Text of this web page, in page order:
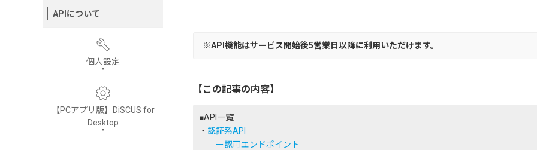
APIについて
個人設定
【PCアプリ版】DiSCUS for
Desktop
※API機能はサービス開始後5営業日以降に利用いただけます。
【この記事の内容】
■API一覧
・ 認証系API
ー認可エンドポイント